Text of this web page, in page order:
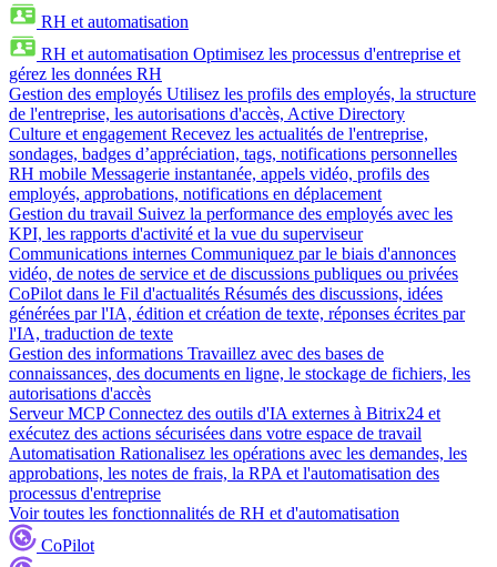
RH et automatisation
RH et automatisation Optimisez les processus d'entreprise et
gérez les données RH
Gestion des employés Utilisez les profils des employés, la structure
de l'entreprise, les autorisations d'accès, Active Directory
Culture et engagement Recevez les actualités de l'entreprise,
sondages, badges d’appréciation, tags, notifications personnelles
RH mobile Messagerie instantanée, appels vidéo, profils des
employés, approbations, notifications en déplacement
Gestion du travail Suivez la performance des employés avec les
KPI, les rapports d'activité et la vue du superviseur
Communications internes Communiquez par le biais d'annonces
vidéo, de notes de service et de discussions publiques ou privées
CoPilot dans le Fil d'actualités Résumés des discussions, idées
générées par l'IA, édition et création de texte, réponses écrites par
l'IA, traduction de texte
Gestion des informations Travaillez avec des bases de
connaissances, des documents en ligne, le stockage de fichiers, les
autorisations d'accès
Serveur MCP Connectez des outils d'IA externes à Bitrix24 et
exécutez des actions sécurisées dans votre espace de travail
Automatisation Rationalisez les opérations avec les demandes, les
approbations, les notes de frais, la RPA et l'automatisation des
processus d'entreprise
Voir toutes les fonctionnalités de RH et d'automatisation
CoPilot